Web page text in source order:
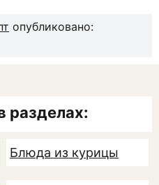
опубликовано:
разделах:
Блюда из курицы